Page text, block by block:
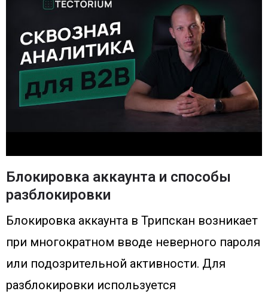
Блокировка аккаунта и способы
разблокировки
Блокировка аккаунта в Трипскан возникает
при многократном вводе неверного пароля
или подозрительной активности. Для
разблокировки используется